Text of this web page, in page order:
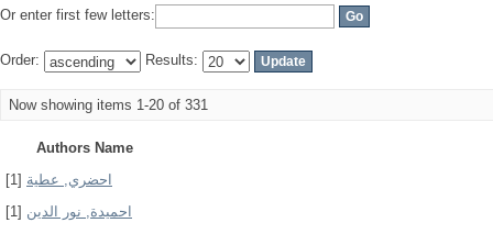
Or enter first few letters:
Order: Results:
Now showing items 1-20 of 331
Authors Name
احضري, عطية [1]
احميدة, نور الدين [1]